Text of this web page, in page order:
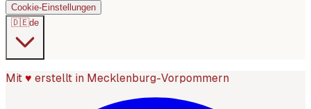
Cookie-Einstellungen
🇩🇪de
Mit ♥ erstellt in Mecklenburg-Vorpommern